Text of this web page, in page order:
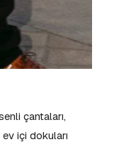
çantaları,
içi dokuları